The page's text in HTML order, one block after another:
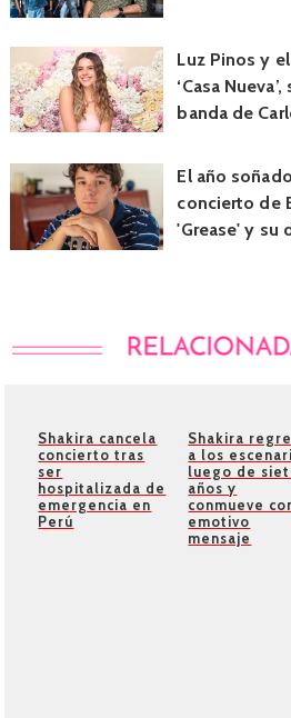
Luz Pinos y
‘Casa
banda de
El año
concierto de
'Grease' y su
Shakira cancela
concierto tras
ser
hospitalizada de
emergencia en
Perú
Shakira
a los
luego de
años y
conmueve
emotivo
mensaje